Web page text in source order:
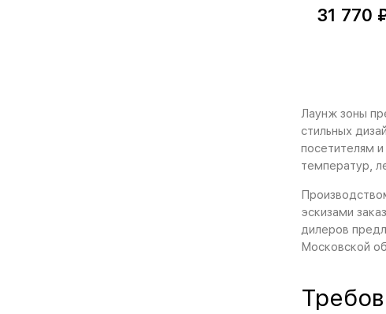
31 770
Лаунж зоны
стильных
посетителям
температур,
эскизами
дилеров
Московской